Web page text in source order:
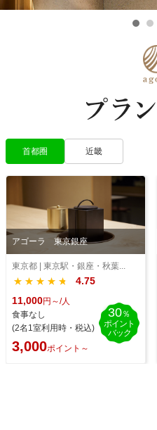
首都圈 近畿
アゴーラ 東京銀座
東京都 | 東京駅・銀座・秋葉...
★★★★★
★★★★★
4.75
11,000円～/人
食事なし
(2名1室利用時・税込)
3,000ポイント～
30％
ポイント
バック